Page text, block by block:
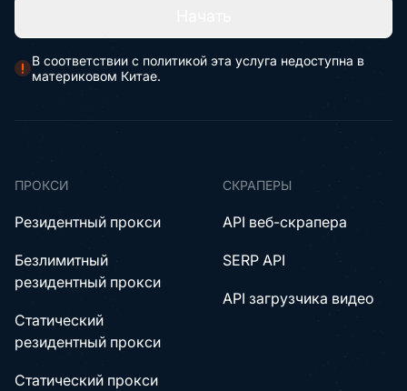
В соответствии с политикой эта услуга недоступна в
материковом Китае.
ПРОКСИ
Резидентный прокси
Безлимитный
резидентный прокси
Статический
резидентный прокси
Статический прокси
СКРАПЕРЫ
API веб-скрапера
SERP API
API загрузчика видео